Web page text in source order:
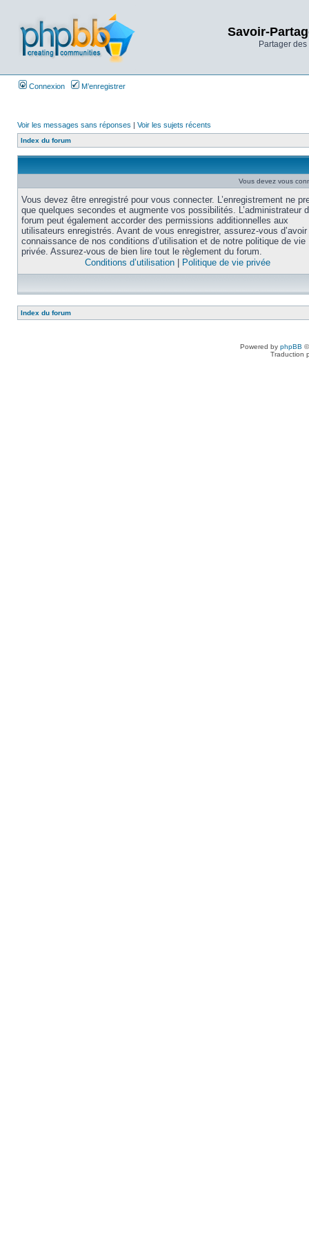
Savoir-
Partager
Connexion M’enregistrer
Voir les messages sans réponses | Voir les sujets récents
Index du forum
Vous devez vous
Vous devez être enregistré pour vous connecter. L’enregistrement ne
que quelques secondes et augmente vos possibilités. L’administrateur
forum peut également accorder des permissions additionnelles aux
utilisateurs enregistrés. Avant de vous enregistrer, assurez-vous
connaissance de nos conditions d’utilisation et de notre politique de vie
privée. Assurez-vous de bien lire tout le règlement du forum.
Conditions d’utilisation
Politique de vie privée
Index du forum
Powered by phpBB
Traduction